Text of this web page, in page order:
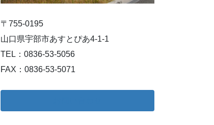
〒755-0195
山口県宇部市あすとぴあ4-1-1
TEL：0836-53-5056
FAX：0836-53-5071